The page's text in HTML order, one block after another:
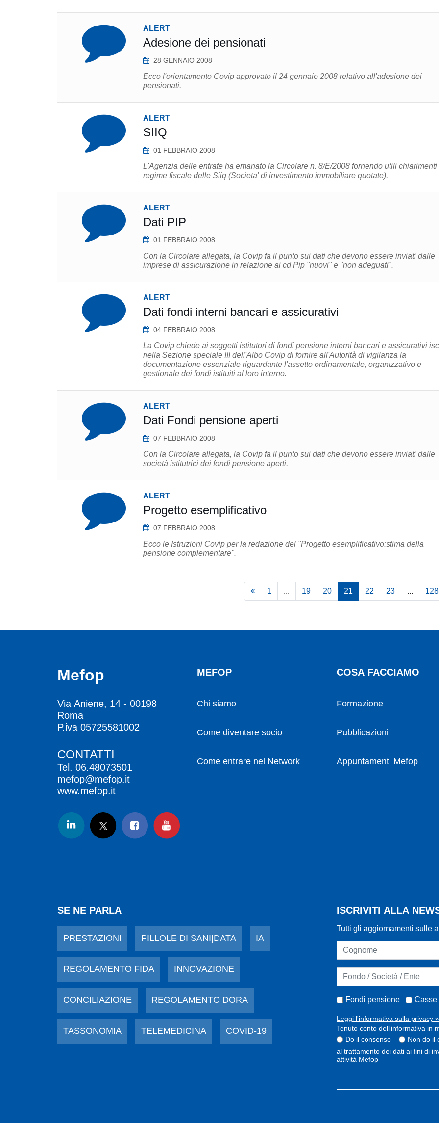
ALERT
Adesione dei pensionati
28 GENNAIO 2008
Ecco l'orientamento Covip approvato il 24 gennaio 2008 relativo all'adesione dei
pensionati.
ALERT
SIIQ
01 FEBBRAIO 2008
L'Agenzia delle entrate ha emanato la Circolare n. 8/E/2008 fornendo utili chiarimenti
regime fiscale delle Siiq (Societa' di investimento immobiliare quotate).
ALERT
Dati PIP
01 FEBBRAIO 2008
Con la Circolare allegata, la Covip fa il punto sui dati che devono essere inviati dalle
imprese di assicurazione in relazione ai cd Pip "nuovi" e "non adeguati".
ALERT
Dati fondi interni bancari e assicurativi
04 FEBBRAIO 2008
La Covip chiede ai soggetti istitutori di fondi pensione interni bancari e assicurativi
nella Sezione speciale III dell'Albo Covip di fornire all'Autorità di vigilanza la
documentazione essenziale riguardante l'assetto ordinamentale, organizzativo e
gestionale dei fondi istituiti al loro interno.
ALERT
Dati Fondi pensione aperti
07 FEBBRAIO 2008
Con la Circolare allegata, la Covip fa il punto sui dati che devono essere inviati dalle
società istitutrici dei fondi pensione aperti.
ALERT
Progetto esemplificativo
07 FEBBRAIO 2008
Ecco le Istruzioni Covip per la redazione del "Progetto esemplificativo:stima della
pensione complementare".
1 ... 19 20 21 22 23 ... 128
Mefop
Via Aniene, 14 - 00198
Roma
P.iva 05725581002
CONTATTI
Tel. 06.48073501
mefop@mefop.it
www.mefop.it
MEFOP
Chi siamo
Come diventare socio
Come entrare nel Network
COSA FACCIAMO
Formazione
Pubblicazioni
Appuntamenti Mefop
SE NE PARLA
PRESTAZIONI PILLOLE DI SANI|DATA IA
REGOLAMENTO FIDA INNOVAZIONE
CONCILIAZIONE REGOLAMENTO DORA
TASSONOMIA TELEMEDICINA COVID-19
ISCRIVITI ALLA
Tutti gli aggiornamenti sulle
Fondi pensione Casse
Leggi l'informativa sulla privacy »
Tenuto conto dell'informativa in
Do il consenso
Non do il
al trattamento dei dati ai fini di
attività Mefop